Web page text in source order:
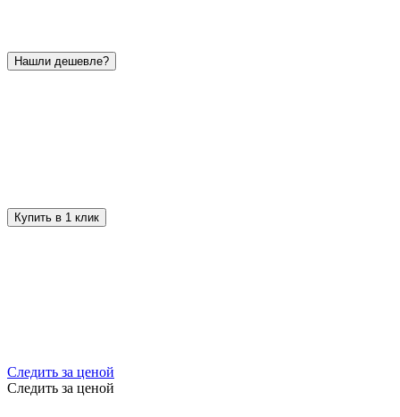
Нашли дешевле?
Купить в 1 клик
Следить за ценой
Следить за ценой